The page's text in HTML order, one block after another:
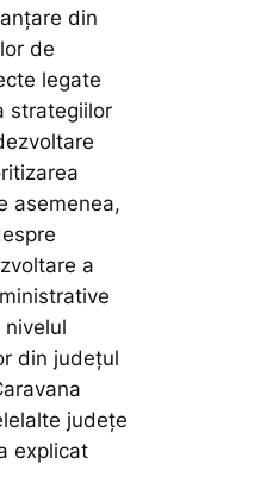
din
de
legate
strategiilor
asemenea,
a
din județul
județe
explicat